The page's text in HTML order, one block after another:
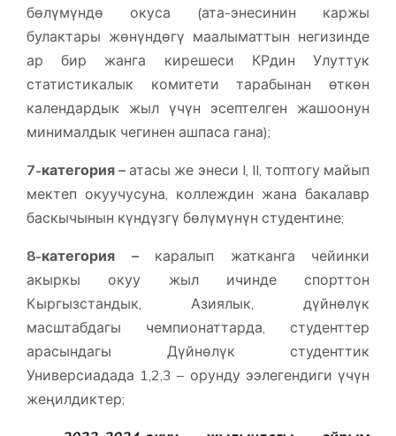
бөлүмүндө окуса (ата-энесинин каржы
булактары жөнүндөгү маалыматтын негизинде
ар бир жанга кирешеси КРдин Улуттук
статистикалык комитети тарабынан өткөн
календардык жыл үчүн эсептелген жашоонун
минималдык чегинен ашпаса гана);
7-категория – атасы же энеси I, II, топтогу майып
мектеп окуучусуна, коллеждин жана бакалавр
баскычынын күндүзгү бөлүмүнүн студентине;
8-категория – каралып жатканга чейинки
акыркы окуу жыл ичинде спорттон
Кыргызстандык, Азиялык, дүйнөлүк
масштабдагы чемпионаттарда, студенттер
арасындагы Дүйнөлүк студенттик
Универсиадада 1,2,3 – орунду ээлегендиги үчүн
жеңилдиктер;